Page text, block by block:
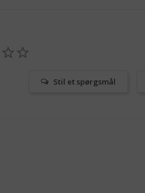
Stil et spørgsmål